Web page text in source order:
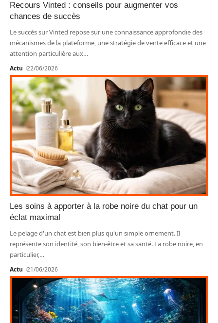
Recours Vinted : conseils pour augmenter vos
chances de succès
Le succès sur Vinted repose sur une connaissance approfondie des
mécanismes de la plateforme, une stratégie de vente efficace et une
attention particulière aux…
Actu 22/06/2026
Les soins à apporter à la robe noire du chat pour un
éclat maximal
Le pelage d'un chat est bien plus qu'un simple ornement. Il
représente son identité, son bien-être et sa santé. La robe noire, en
particulier,…
Actu 21/06/2026